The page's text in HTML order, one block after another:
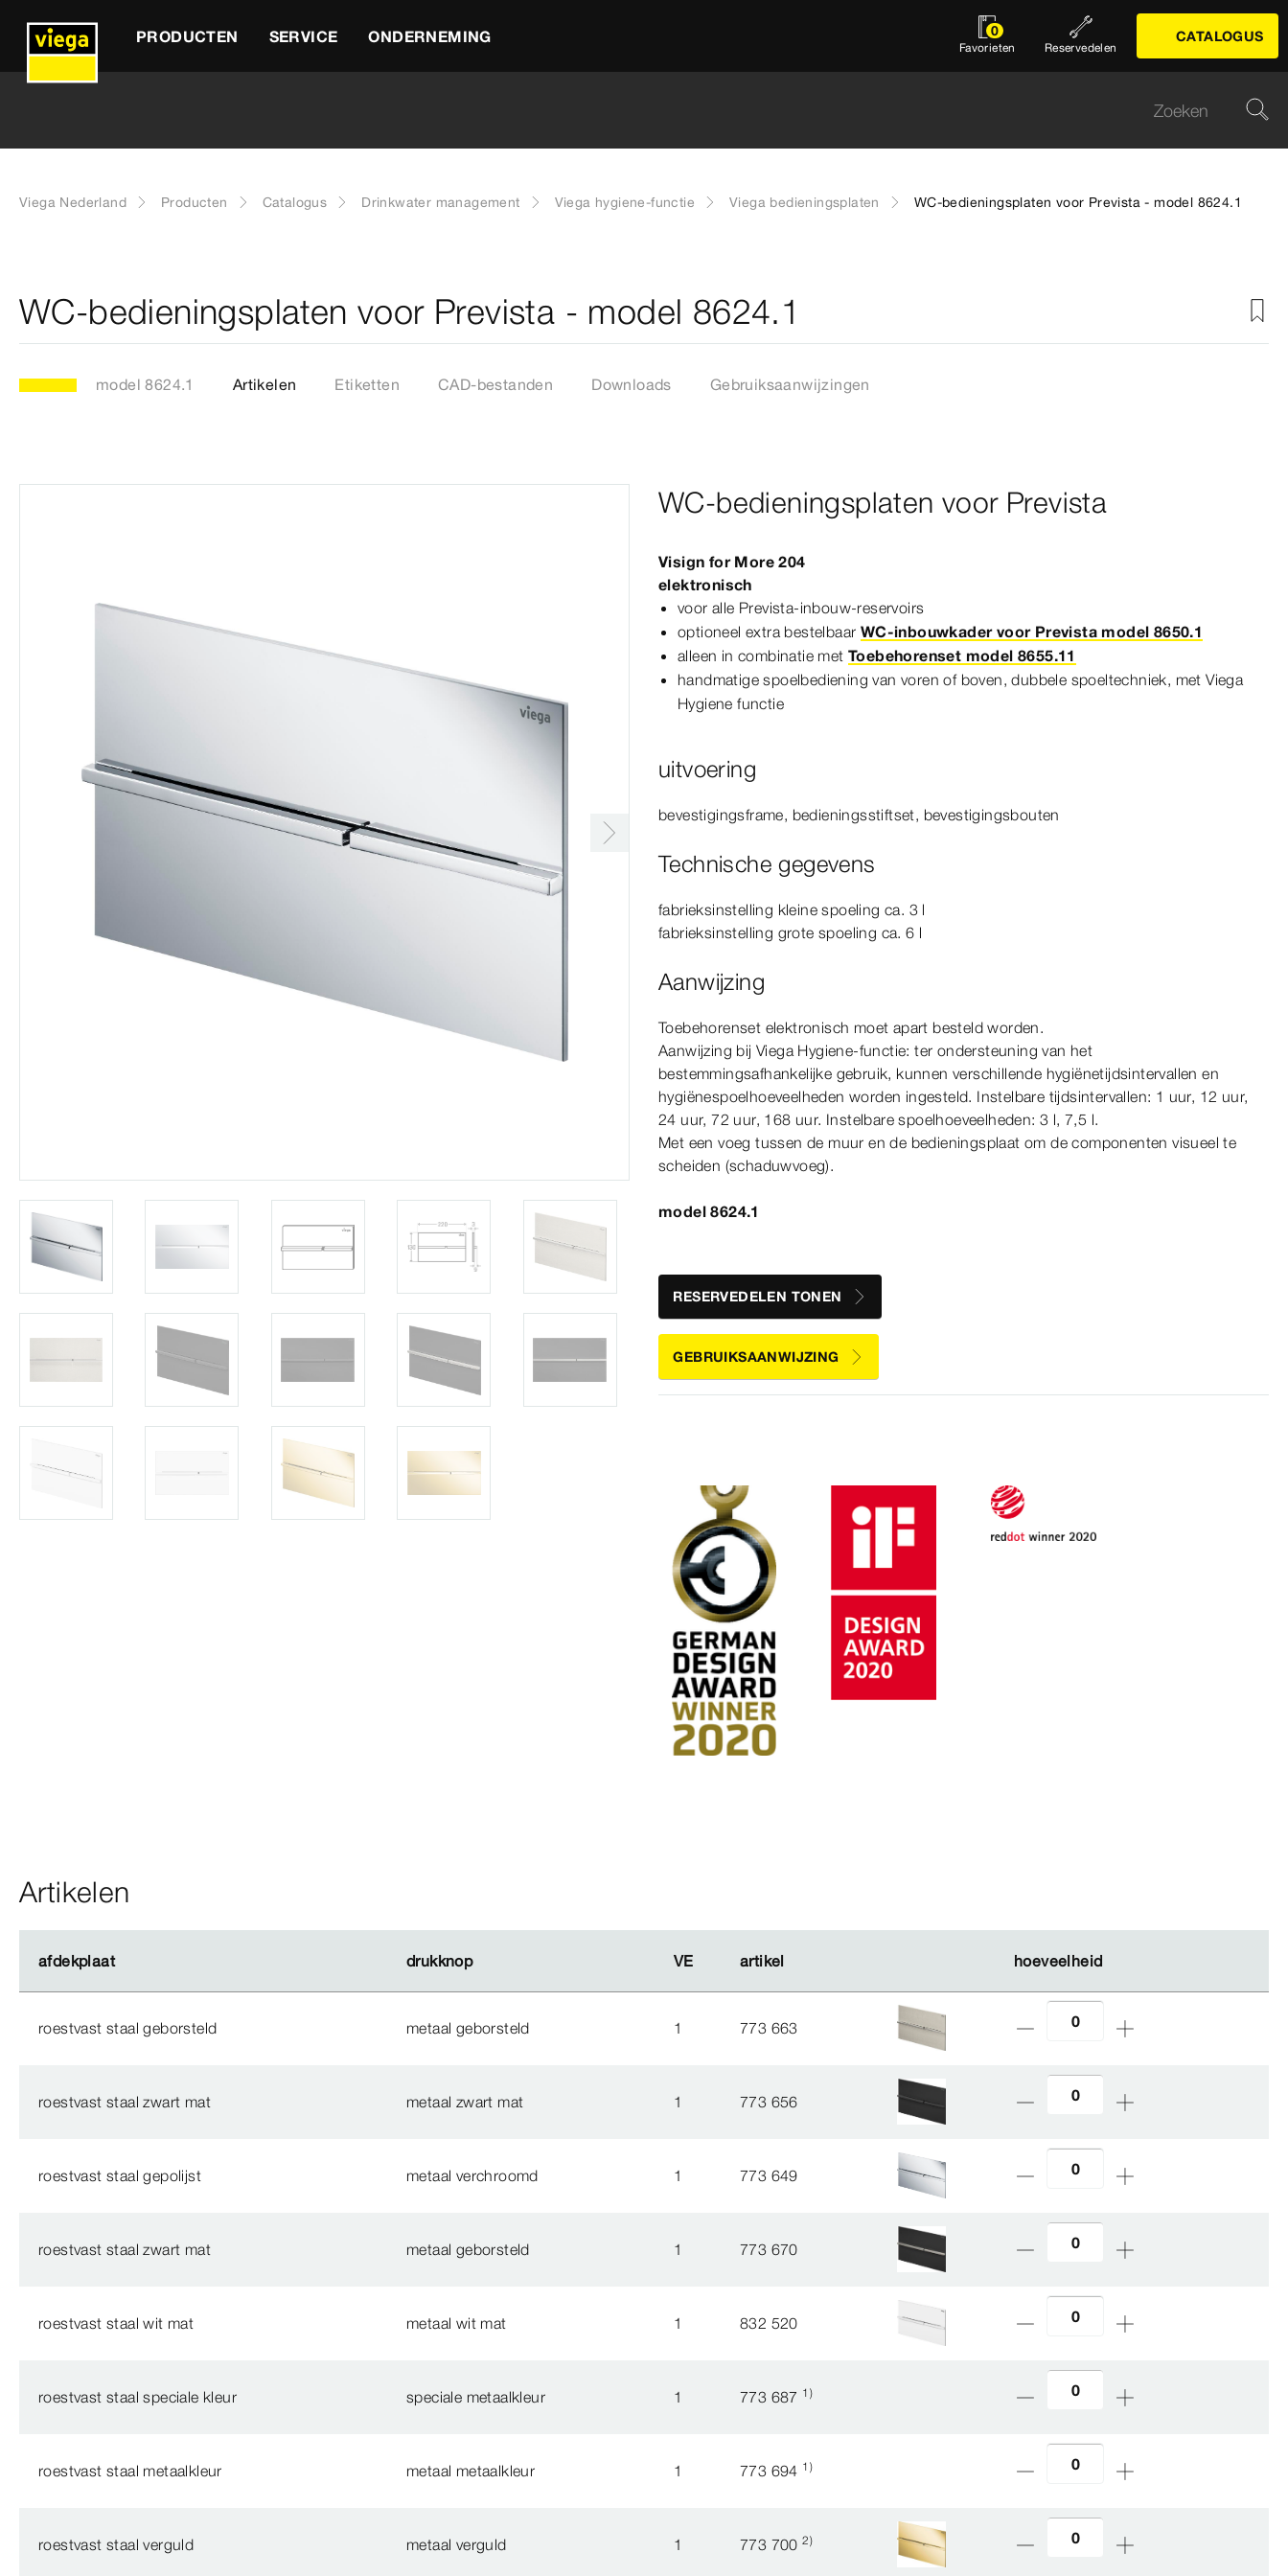
PRODUCTEN SERVICE ONDERNEMING 0
Favorieten Reservedelen
CATALOGUS
Viega Nederland Producten Catalogus Drinkwater management Viega hygiene-functie Viega bedieningsplaten WC-bedieningsplaten voor Prevista - model 8624.1
WC-bedieningsplaten voor Prevista - model 8624.1
model 8624.1 Artikelen Etiketten CAD-bestanden Downloads Gebruiksaanwijzingen
WC-bedieningsplaten voor Prevista
Visign for More 204
elektronisch
voor alle Prevista-inbouw-​reservoirs
optioneel extra bestelbaar WC-inbouwkader voor Prevista model 8650.1
alleen in combinatie met Toebehorenset model 8655.11
handmatige spoelbediening van voren of boven, dubbele spoeltechniek, met Viega
Hygiene functie
uitvoering
bevestigingsframe, bedieningsstiftset, bevestigingsbouten
Technische gegevens
fabrieksinstelling kleine spoeling ca. 3 l
fabrieksinstelling grote spoeling ca. 6 l
Aanwijzing
Toebehorenset elektronisch moet apart besteld worden.
Aanwijzing bij Viega Hygiene-​functie: ter ondersteuning van het
bestemmingsafhankelijke gebruik, kunnen verschillende hygiënetijdsintervallen en
hygiënespoelhoeveelheden worden ingesteld. Instelbare tijdsintervallen: 1 uur, 12 uur,
24 uur, 72 uur, 168 uur. Instelbare spoelhoeveelheden: 3 l, 7,5 l.
Met een voeg tussen de muur en de bedieningsplaat om de componenten visueel te
scheiden (schaduwvoeg).
model 8624.1
RESERVEDELEN TONEN
GEBRUIKSAANWIJZING
Artikelen
afdekplaat drukknop VE artikel hoeveelheid
afdekplaat drukknop VE artikel hoeveelheid
roestvast staal geborsteld metaal geborsteld 1 773 663
roestvast staal zwart mat metaal zwart mat 1 773 656
roestvast staal gepolijst metaal verchroomd 1 773 649
roestvast staal zwart mat metaal geborsteld 1 773 670
roestvast staal wit mat metaal wit mat 1 832 520
roestvast staal speciale kleur speciale metaalkleur 1 773 687 1)
roestvast staal metaalkleur metaal metaalkleur 1 773 694 1)
roestvast staal verguld metaal verguld 1 773 7002)